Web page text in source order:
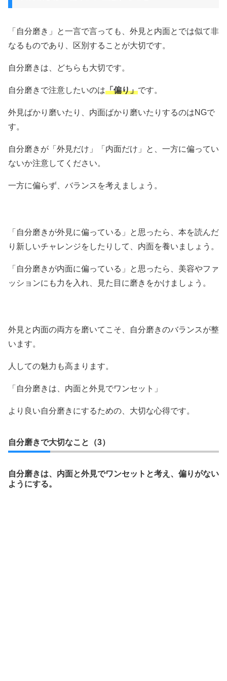
「自分磨き」と一言で言っても、外見と内面とでは似て非
なるものであり、区別することが大切です。
自分磨きは、どちらも大切です。
自分磨きで注意したいのは「偏り」です。
外見ばかり磨いたり、内面ばかり磨いたりするのはNGで
す。
自分磨きが「外見だけ」「内面だけ」と、一方に偏ってい
ないか注意してください。
一方に偏らず、バランスを考えましょう。
「自分磨きが外見に偏っている」と思ったら、本を読んだ
り新しいチャレンジをしたりして、内面を養いましょう。
「自分磨きが内面に偏っている」と思ったら、美容やファ
ッションにも力を入れ、見た目に磨きをかけましょう。
外見と内面の両方を磨いてこそ、自分磨きのバランスが整
います。
人しての魅力も高まります。
「自分磨きは、内面と外見でワンセット」
より良い自分磨きにするための、大切な心得です。
自分磨きで大切なこと（3）
自分磨きは、内面と外見でワンセットと考え、偏りがない
ようにする。